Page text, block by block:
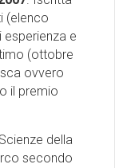
(elenco
esperienza e
(ottobre
ovvero
il premio
della
secondo